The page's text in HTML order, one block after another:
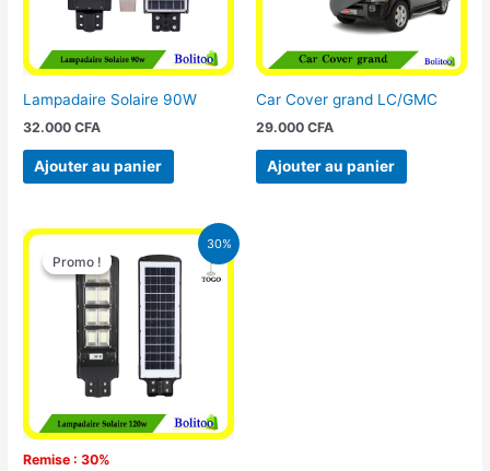
Lampadaire Solaire 90W
32.000CFA
Ajouter au panier
Car Cover grand LC/GMC
29.000 CFA
Ajouter au panier
30%
Promo !
Remise : 30%
Promo !
Le
prix
initial
était :
50.000 CFA.
Le
prix
actuel
est :
35.000 CFA.